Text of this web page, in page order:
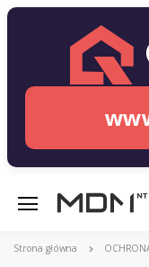
Strona główna